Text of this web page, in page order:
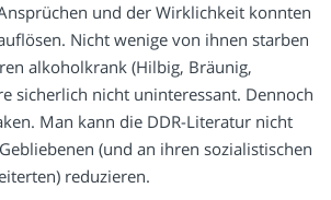
und der Wirklichkeit konnten
Nicht wenige von ihnen starben
alkoholkrank (Hilbig, Bräunig,
sicherlich nicht uninteressant. Dennoch
Man kann die DDR-Literatur nicht
(und an ihren sozialistischen
reduzieren.